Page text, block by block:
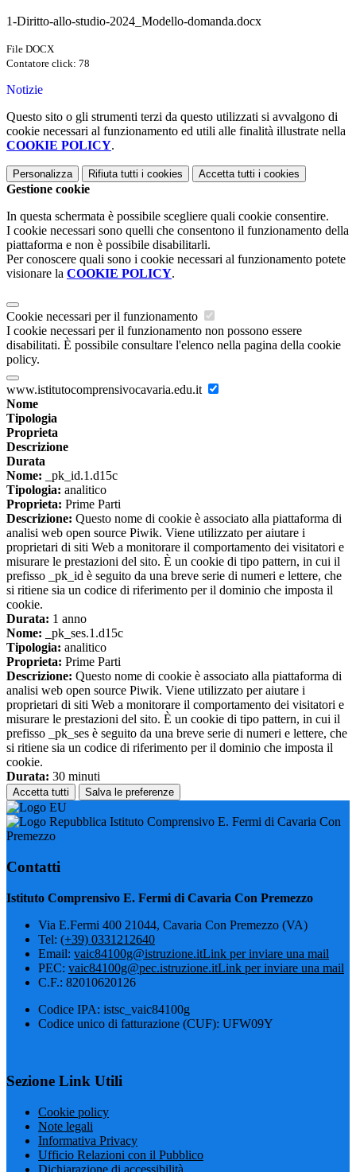
1-Diritto-allo-studio-2024_Modello-domanda.docx
File DOCX
Contatore click: 78
Notizie
Questo sito o gli strumenti terzi da questo utilizzati si avvalgono di
cookie necessari al funzionamento ed utili alle finalità illustrate nella
COOKIE POLICY.
Personalizza Rifiuta tutti i cookies Accetta tutti i cookies
Gestione cookie
In questa schermata è possibile scegliere quali cookie consentire.
I cookie necessari sono quelli che consentono il funzionamento della
piattaforma e non è possibile disabilitarli.
Per conoscere quali sono i cookie necessari al funzionamento potete
visionare la COOKIE POLICY.
Cookie necessari per il funzionamento
I cookie necessari per il funzionamento non possono essere
disabilitati. È possibile consultare l'elenco nella pagina della cookie
policy.
www.istitutocomprensivocavaria.edu.it
Nome
Tipologia
Proprieta
Descrizione
Durata
Nome: _pk_id.1.d15c
Tipologia: analitico
Proprieta: Prime Parti
Descrizione: Questo nome di cookie è associato alla piattaforma di
analisi web open source Piwik. Viene utilizzato per aiutare i
proprietari di siti Web a monitorare il comportamento dei visitatori e
misurare le prestazioni del sito. È un cookie di tipo pattern, in cui il
prefisso _pk_id è seguito da una breve serie di numeri e lettere, che
si ritiene sia un codice di riferimento per il dominio che imposta il
cookie.
Durata: 1 anno
Nome: _pk_ses.1.d15c
Tipologia: analitico
Proprieta: Prime Parti
Descrizione: Questo nome di cookie è associato alla piattaforma di
analisi web open source Piwik. Viene utilizzato per aiutare i
proprietari di siti Web a monitorare il comportamento dei visitatori e
misurare le prestazioni del sito. È un cookie di tipo pattern, in cui il
prefisso _pk_ses è seguito da una breve serie di numeri e lettere, che
si ritiene sia un codice di riferimento per il dominio che imposta il
cookie.
Durata: 30 minuti
Accetta tutti Salva le preferenze
Istituto Comprensivo E. Fermi di Cavaria Con
Premezzo
Contatti
Istituto Comprensivo E. Fermi di Cavaria Con Premezzo
Via E.Fermi 400 21044, Cavaria Con Premezzo (VA)
Tel: (+39) 0331212640
Email: vaic84100g@istruzione.itLink per inviare una mail
PEC: vaic84100g@pec.istruzione.itLink per inviare una mail
C.F.: 82010620126
Codice IPA: istsc_vaic84100g
Codice unico di fatturazione (CUF): UFW09Y
Sezione Link Utili
Cookie policy
Note legali
Informativa Privacy
Ufficio Relazioni con il Pubblico
Dichiarazione di accessibilità